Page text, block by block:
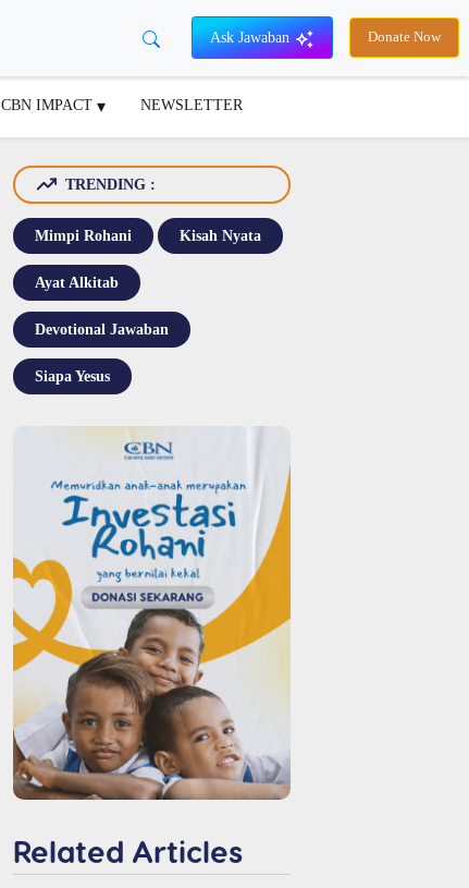
Ask Jawaban Donate Now
CBN IMPACT NEWSLETTER
TRENDING :
Mimpi Rohani Kisah Nyata
Ayat Alkitab
Devotional Jawaban
Siapa Yesus
Related Articles